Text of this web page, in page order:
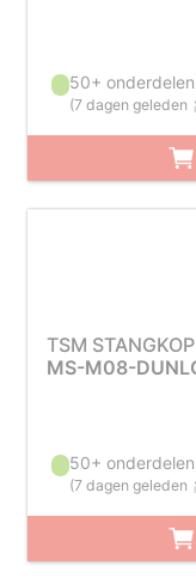
50+
(7 dagen geleden
TSM STANGKOP
MS-M08-
50+
(7 dagen geleden